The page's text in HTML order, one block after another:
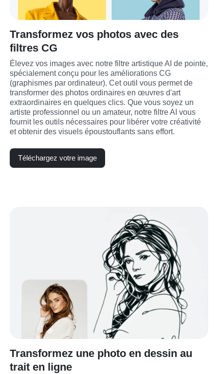
Transformez vos photos avec des
filtres CG
Élevez vos images avec notre filtre artistique AI de pointe,
spécialement conçu pour les améliorations CG
(graphismes par ordinateur). Cet outil vous permet de
transformer des photos ordinaires en œuvres d'art
extraordinaires en quelques clics. Que vous soyez un
artiste professionnel ou un amateur, notre filtre AI vous
fournit les outils nécessaires pour libérer votre créativité
et obtenir des visuels époustouflants sans effort.
Téléchargez votre image
Transformez une photo en dessin au
trait en ligne